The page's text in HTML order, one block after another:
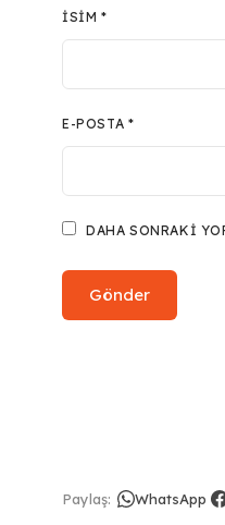
İSIM*
E-POSTA *
DAHA SONRAKI
Paylaş: WhatsApp